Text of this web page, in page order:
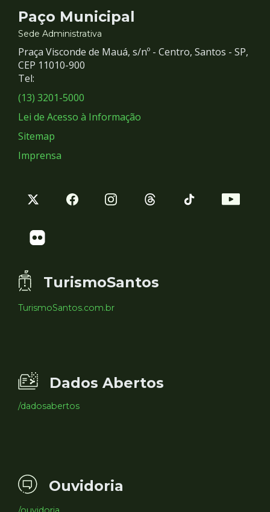
Contato
e
Redes
Sociais
Paço Municipal
Sede Administrativa
Praça Visconde de Mauá, s/nº - Centro, Santos - SP,
CEP 11010-900
Tel:
(13) 3201-5000
Lei de Acesso à Informação
Sitemap
Imprensa
TurismoSantos
TurismoSantos.com.br
Dados Abertos
/dadosabertos
Ouvidoria